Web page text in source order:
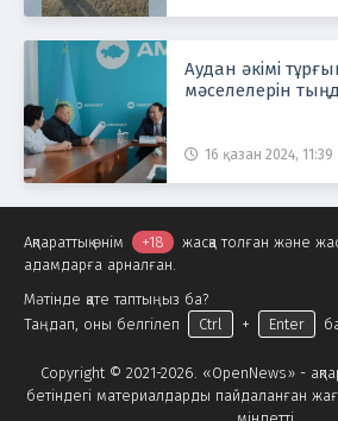
Аудан әкімі
мәселелерін
16 қазан 2024, 11:39
Copyright © 2021-2026. «OpenNews» -
бетіндегі материалдарды пайдаланған
Ақпараттық өнім +18
жасқа толған және
адамдарға арналған.
Мәтінде қате таптыңыз ба?
Таңдап, оны белгілеп
Ctrl + Enter